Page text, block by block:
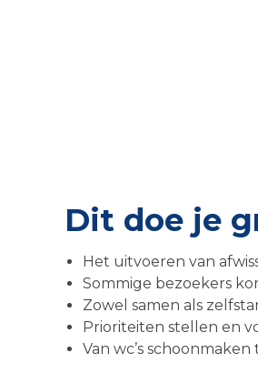
Dit doe je
Het uitvoeren van
Sommige bezoekers
Zowel samen als
Prioriteiten stellen en
Van wc’s